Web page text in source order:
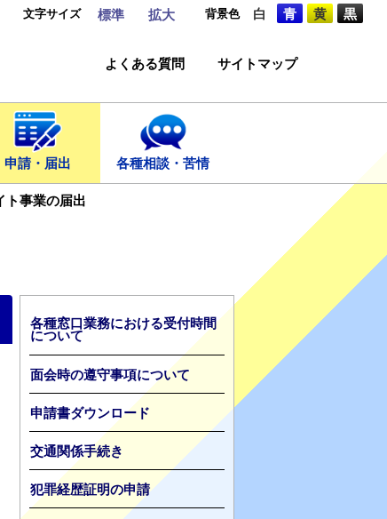
文字サイズ 標準 拡大 背景色 白 青 黄 黒
よくある質問 サイトマップ
申請・届出 各種相談・苦情
ト事業の届出
各種窓口業務における受付時間
について
面会時の遵守事項について
申請書ダウンロード
交通関係手続き
犯罪経歴証明の申請